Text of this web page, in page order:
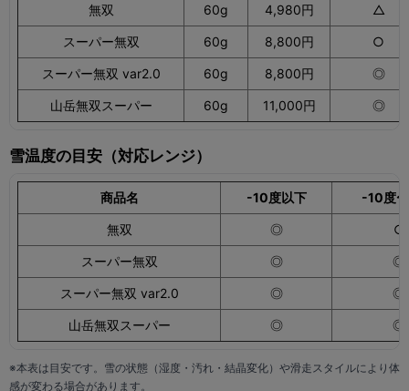
無双 60g 4,980円 △
スーパー無双 60g 8,800円 ○
スーパー無双 var2.0 60g 8,800円 ◎
山岳無双スーパー 60g 11,000円 ◎
雪温度の目安（対応レンジ）
商品名 -10度以下 -10度
無双 ◎ ○
スーパー無双 ◎ ◎
スーパー無双 var2.0 ◎ ◎
山岳無双スーパー ◎ ◎
※本表は目安です。雪の状態（湿度・汚れ・結晶変化）や滑走スタイルにより体
感が変わる場合があります。